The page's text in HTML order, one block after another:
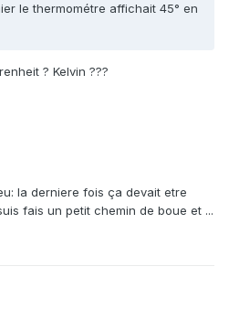
le thermométre affichait 45° en
? Kelvin ???
la derniere fois ça devait etre
fais un petit chemin de boue et ...